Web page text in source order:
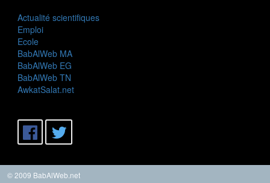
Actualité scientifiques
Emploi
Ecole
BabAlWeb MA
BabAlWeb EG
BabAlWeb TN
AwkatSalat.net
© 2009 BabAlWeb.net